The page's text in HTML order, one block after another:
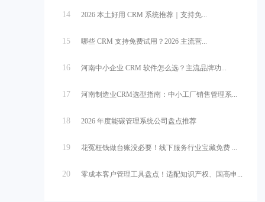
14 2026 本土好用 CRM 系统推荐｜支持免...
15 哪些 CRM 支持免费试用？2026 主流营...
16 河南中小企业 CRM 软件怎么选？主流品牌功...
17 河南制造业CRM选型指南：中小工厂销售管理系...
18 2026 年度能碳管理系统公司盘点推荐
19 花冤枉钱做台账没必要！线下服务行业宝藏免费 ...
20 零成本客户管理工具盘点！适配知识产权、国高申...